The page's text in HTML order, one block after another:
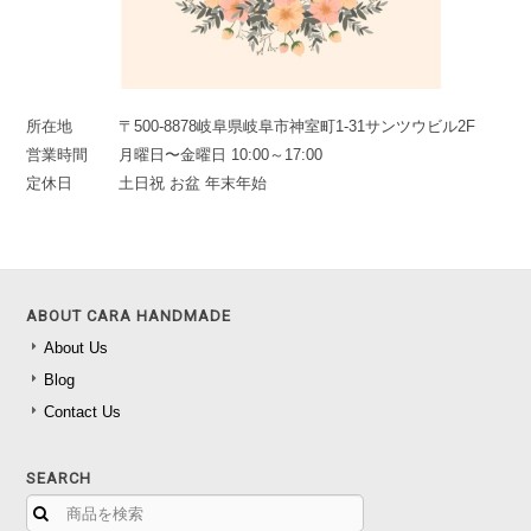
所在地
〒500-8878岐阜県岐阜市神室町1-31サンツウビル2F
営業時間
月曜日〜金曜日 10:00～17:00
定休日
土日祝 お盆 年末年始
ABOUT CARA HANDMADE
About Us
Blog
Contact Us
SEARCH